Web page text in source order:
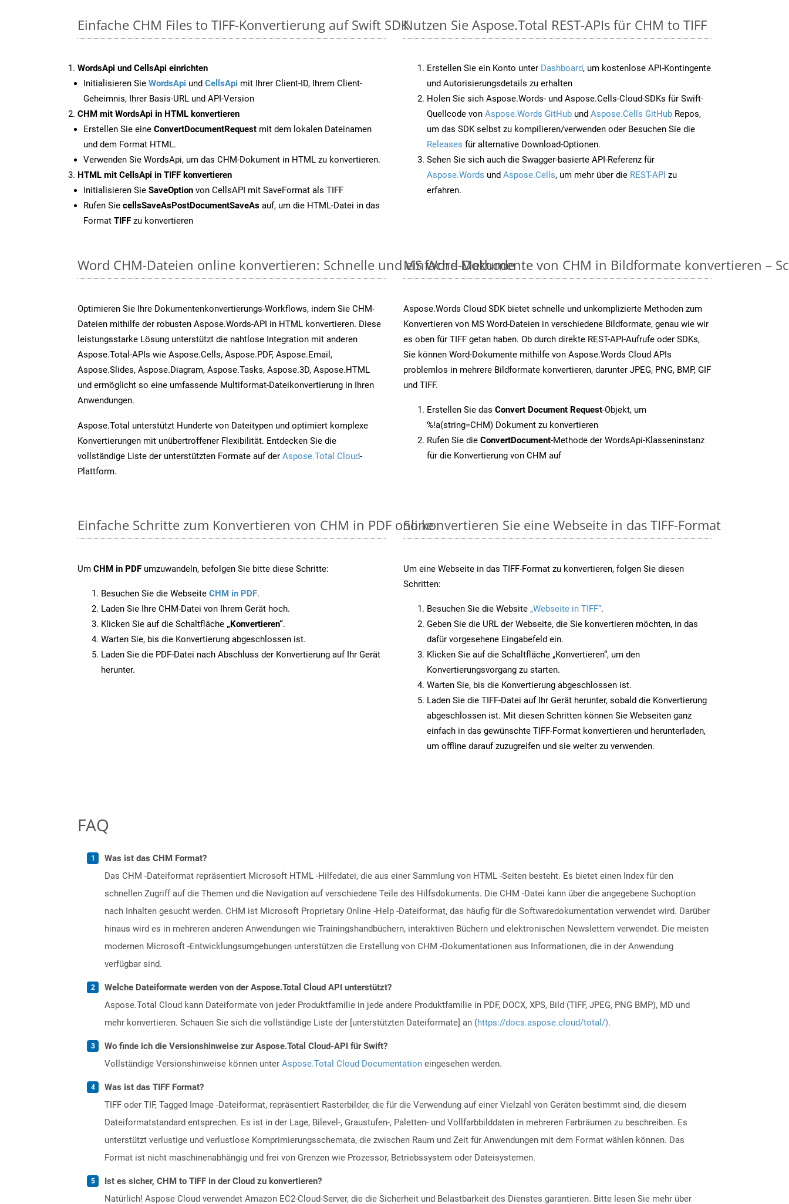
Einfache CHM Files to TIFF-Konvertierung auf Swift SDK
WordsApi und CellsApi einrichten
Initialisieren Sie WordsApi und CellsApi mit Ihrer Client-ID, Ihrem Client-
Geheimnis, Ihrer Basis-URL und API-Version
CHM mit WordsApi in HTML konvertieren
Erstellen Sie eine ConvertDocumentRequest mit dem lokalen Dateinamen
und dem Format HTML.
Verwenden Sie WordsApi, um das CHM-Dokument in HTML zu konvertieren.
HTML mit CellsApi in TIFF konvertieren
Initialisieren Sie SaveOption von CellsAPI mit SaveFormat als TIFF
Rufen Sie cellsSaveAsPostDocumentSaveAs auf, um die HTML-Datei in das
Format TIFF zu konvertieren
Nutzen Sie Aspose.Total REST-APIs für CHM to TIFF
Erstellen Sie ein Konto unter Dashboard, um kostenlose API-Kontingente
und Autorisierungsdetails zu erhalten
Holen Sie sich Aspose.Words- und Aspose.Cells-Cloud-SDKs für Swift-
Quellcode von Aspose.Words GitHub und Aspose.Cells GitHub Repos,
um das SDK selbst zu kompilieren/verwenden oder Besuchen Sie die
Releases für alternative Download-Optionen.
Sehen Sie sich auch die Swagger-basierte API-Referenz für
Aspose.Words und Aspose.Cells, um mehr über die REST-API zu
erfahren.
Word CHM-Dateien online konvertieren: Schnelle und einfache Methode
Optimieren Sie Ihre Dokumentenkonvertierungs-Workflows, indem Sie CHM-
Dateien mithilfe der robusten Aspose.Words-API in HTML konvertieren. Diese
leistungsstarke Lösung unterstützt die nahtlose Integration mit anderen
Aspose.Total-APIs wie Aspose.Cells, Aspose.PDF, Aspose.Email,
Aspose.Slides, Aspose.Diagram, Aspose.Tasks, Aspose.3D, Aspose.HTML
und ermöglicht so eine umfassende Multiformat-Dateikonvertierung in Ihren
Anwendungen.
Aspose.Total unterstützt Hunderte von Dateitypen und optimiert komplexe
Konvertierungen mit unübertroffener Flexibilität. Entdecken Sie die
vollständige Liste der unterstützten Formate auf der Aspose.Total Cloud-
Plattform.
MS Word-Dokumente von CHM in Bildformate konvertieren –
Aspose.Words Cloud SDK bietet schnelle und unkomplizierte Methoden zum
Konvertieren von MS Word-Dateien in verschiedene Bildformate, genau wie wir
es oben für TIFF getan haben. Ob durch direkte REST-API-Aufrufe oder SDKs,
Sie können Word-Dokumente mithilfe von Aspose.Words Cloud APIs
problemlos in mehrere Bildformate konvertieren, darunter JPEG, PNG, BMP, GIF
und TIFF.
Erstellen Sie das Convert Document Request-Objekt, um
%!a(string=CHM) Dokument zu konvertieren
Rufen Sie die ConvertDocument-Methode der WordsApi-Klasseninstanz
für die Konvertierung von CHM auf
Einfache Schritte zum Konvertieren von CHM in PDF online
Um CHM in PDF umzuwandeln, befolgen Sie bitte diese Schritte:
Besuchen Sie die Webseite CHM in PDF.
Laden Sie Ihre CHM-Datei von Ihrem Gerät hoch.
Klicken Sie auf die Schaltfläche „Konvertieren“.
Warten Sie, bis die Konvertierung abgeschlossen ist.
Laden Sie die PDF-Datei nach Abschluss der Konvertierung auf Ihr Gerät
herunter.
So konvertieren Sie eine Webseite in das TIFF-Format
Um eine Webseite in das TIFF-Format zu konvertieren, folgen Sie diesen
Schritten:
Besuchen Sie die Website „Webseite in TIFF“.
Geben Sie die URL der Webseite, die Sie konvertieren möchten, in das
dafür vorgesehene Eingabefeld ein.
Klicken Sie auf die Schaltfläche „Konvertieren“, um den
Konvertierungsvorgang zu starten.
Warten Sie, bis die Konvertierung abgeschlossen ist.
Laden Sie die TIFF-Datei auf Ihr Gerät herunter, sobald die Konvertierung
abgeschlossen ist. Mit diesen Schritten können Sie Webseiten ganz
einfach in das gewünschte TIFF-Format konvertieren und herunterladen,
um offline darauf zuzugreifen und sie weiter zu verwenden.
FAQ
Was ist das CHM Format?
Das CHM -Dateiformat repräsentiert Microsoft HTML -Hilfedatei, die aus einer Sammlung von HTML -Seiten besteht. Es bietet einen Index für den
schnellen Zugriff auf die Themen und die Navigation auf verschiedene Teile des Hilfsdokuments. Die CHM -Datei kann über die angegebene Suchoption
nach Inhalten gesucht werden. CHM ist Microsoft Proprietary Online -Help -Dateiformat, das häufig für die Softwaredokumentation verwendet wird. Darüber
hinaus wird es in mehreren anderen Anwendungen wie Trainingshandbüchern, interaktiven Büchern und elektronischen Newslettern verwendet. Die meisten
modernen Microsoft -Entwicklungsumgebungen unterstützen die Erstellung von CHM -Dokumentationen aus Informationen, die in der Anwendung
verfügbar sind.
Welche Dateiformate werden von der Aspose.Total Cloud API unterstützt?
Aspose.Total Cloud kann Dateiformate von jeder Produktfamilie in jede andere Produktfamilie in PDF, DOCX, XPS, Bild (TIFF, JPEG, PNG BMP), MD und
mehr konvertieren. Schauen Sie sich die vollständige Liste der [unterstützten Dateiformate] an (https://docs.aspose.cloud/total/).
Wo finde ich die Versionshinweise zur Aspose.Total Cloud-API für Swift?
Vollständige Versionshinweise können unter Aspose.Total Cloud Documentation eingesehen werden.
Was ist das TIFF Format?
TIFF oder TIF, Tagged Image -Dateiformat, repräsentiert Rasterbilder, die für die Verwendung auf einer Vielzahl von Geräten bestimmt sind, die diesem
Dateiformatstandard entsprechen. Es ist in der Lage, Bilevel-, Graustufen-, Paletten- und Vollfarbbilddaten in mehreren Farbräumen zu beschreiben. Es
unterstützt verlustige und verlustlose Komprimierungsschemata, die zwischen Raum und Zeit für Anwendungen mit dem Format wählen können. Das
Format ist nicht maschinenabhängig und frei von Grenzen wie Prozessor, Betriebssystem oder Dateisystemen.
Ist es sicher, CHM to TIFF in der Cloud zu konvertieren?
Natürlich! Aspose Cloud verwendet Amazon EC2-Cloud-Server, die die Sicherheit und Belastbarkeit des Dienstes garantieren. Bitte lesen Sie mehr über